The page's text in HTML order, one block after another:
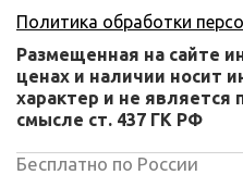
Политика обработки
Размещенная на сайте
ценах и наличии носит
характер и не является
смысле ст. 437 ГК РФ
Бесплатно по России